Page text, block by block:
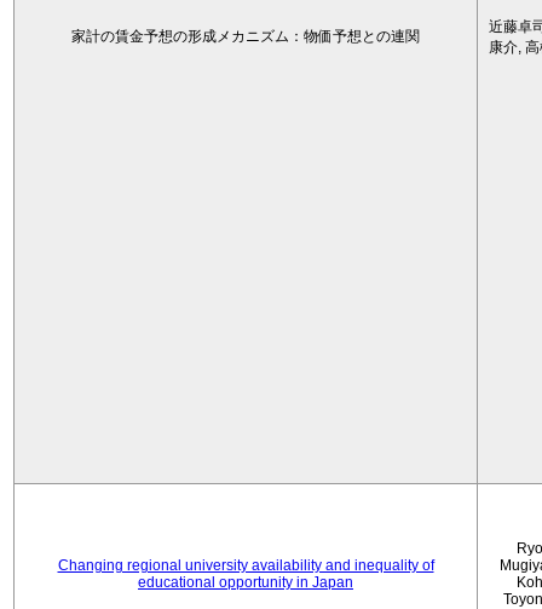
家計の賃金予想の形成メカニズム：物価予想との連関
近藤卓
康介,
Changing regional university availability and inequality of
educational opportunity in Japan